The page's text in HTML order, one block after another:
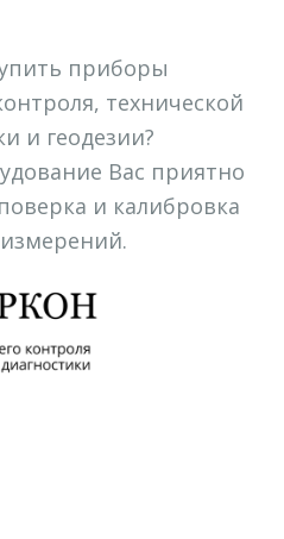
приборы
технической
и геодезии?
Вас приятно
и калибровка